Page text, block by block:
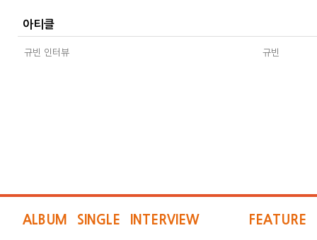
아티클
규빈 인터뷰 규빈
ALBUM SINGLE INTERVIEW FEATURE